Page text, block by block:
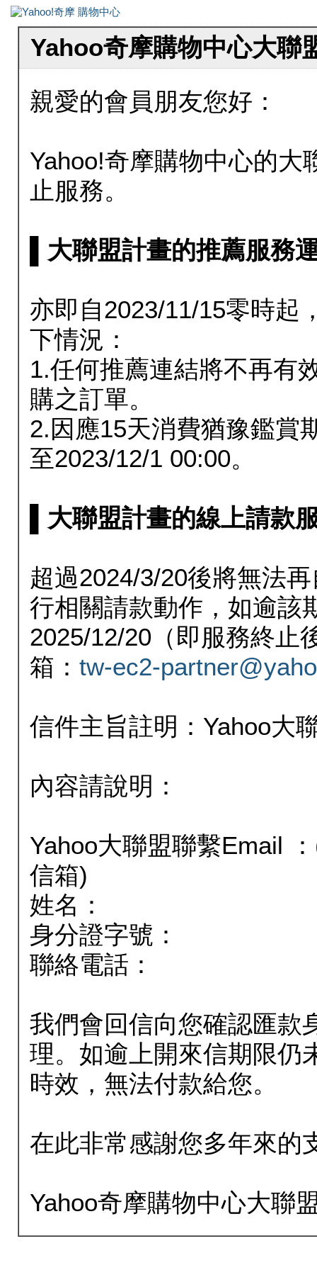
Yahoo奇摩購物中心大聯
親愛的會員朋友您好：
Yahoo!奇摩購物中心的大
止服務。
▌大聯盟計畫的推薦服務
亦即自2023/11/15零時起
下情況：
1.任何推薦連結將不再有
購之訂單。
2.因應15天消費猶豫鑑賞
至2023/12/1 00:00。
▌大聯盟計畫的線上請款
超過2024/3/20後將無法
行相關請款動作，如逾該
2025/12/20（即服務終止
箱： tw-ec2-
信件主旨註明：Yahoo大
內容請說明：
Yahoo大聯盟聯繫Email
信箱)
姓名：
身分證字號：
聯絡電話：
我們會回信向您確認匯款
理。如逾上開來信期限仍
時效，無法付款給您。
在此非常感謝您多年來的
Yahoo奇摩購物中心大